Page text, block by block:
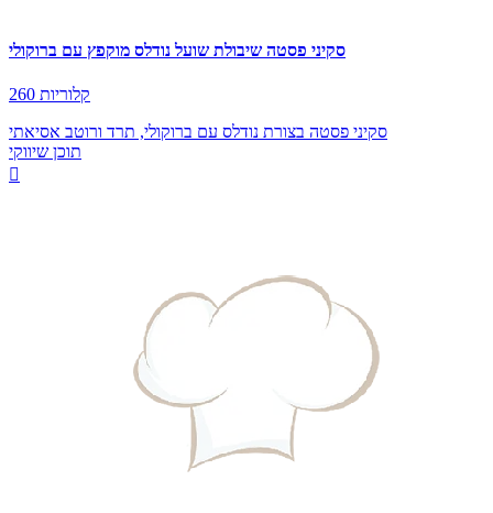
סקיני פסטה שיבולת שועל נודלס מוקפץ עם ברוקולי
260 קלוריות
סקיני פסטה בצורת נודלס עם ברוקולי, תרד ורוטב אסיאתי
תוכן שיווקי
